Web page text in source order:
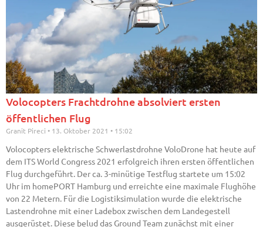
Volocopters Frachtdrohne absolviert ersten
öffentlichen Flug
Granit Pireci 13. Oktober 2021 15:02
Volocopters elektrische Schwerlastdrohne VoloDrone hat heute auf
dem ITS World Congress 2021 erfolgreich ihren ersten öffentlichen
Flug durchgeführt. Der ca. 3-minütige Testflug startete um 15:02
Uhr im homePORT Hamburg und erreichte eine maximale Flughöhe
von 22 Metern. Für die Logistiksimulation wurde die elektrische
Lastendrohne mit einer Ladebox zwischen dem Landegestell
ausgerüstet. Diese belud das Ground Team zunächst mit einer